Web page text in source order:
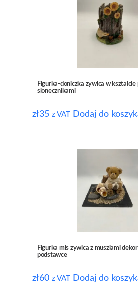
Figurka-doniczka zywica w ksztalcie
slonecznikami
zł35 z VAT Dodaj do
Figurka mis zywica z muszlami
podstawce
zł60 z VAT Dodaj do